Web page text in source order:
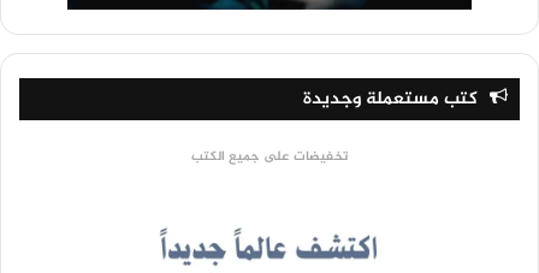
كتب مستعملة وجديدة
تخفيضات على جميع الكتب